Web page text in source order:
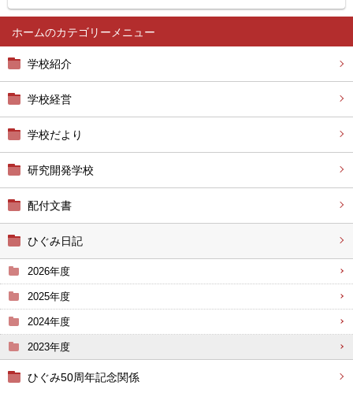
ホーム
学校紹介
学校経営
学校だより
研究開発学校
配付文書
ひぐみ日記
2026年度
2025年度
2024年度
2023年度
ひぐみ50周年記念関係